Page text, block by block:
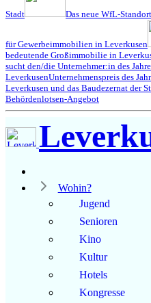
Stadt Das neue WfL-
für Gewerbeimmobilien in Leverkusen
bedeutende Großimmobilie in
sucht den/die Unternehmer:in des
LeverkusenUnternehmenspreis des
Leverkusen und das Baudezernat der
Behördenlotsen-Angebot
Wohin?
Jugend
Senioren
Kino
Kultur
Hotels
Kongresse